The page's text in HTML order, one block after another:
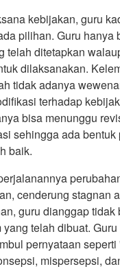
kebijakan, guru
pilihan. Guru hanya
telah ditetapkan
dilaksanakan.
tidak adanya
terhadap
bisa menunggu
sehingga ada bentuk
baik.
cenderung stagnan
guru dianggap tidak
telah dibuat.
pernyataan seperti
mispersepsi,